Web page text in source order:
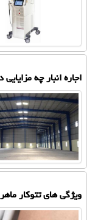
اجاره انبار چه مزایایی
ویژگی های تتوکار ماهر